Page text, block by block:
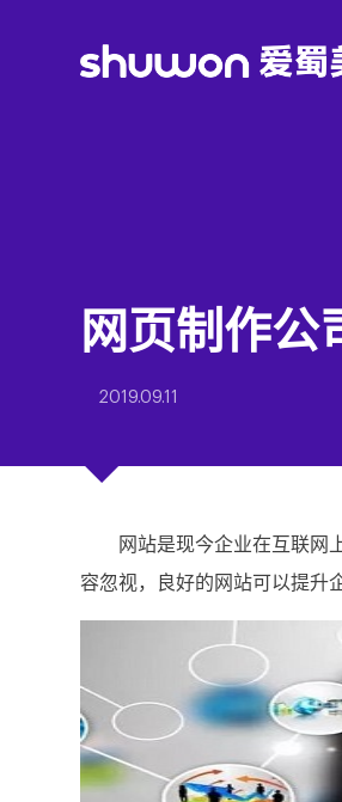
网页制作公
2019.09.11
网站是现今企业在互联网上
容忽视，良好的网站可以提升